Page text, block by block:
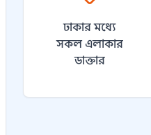
ঢাকার মধ্যে
সকল এলাকার
ডাক্তার